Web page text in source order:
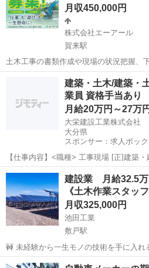
月収450,000円
株式会社エーアール
賀来駅
土木工事の書類作成や現場の状況把握、
議 ⚫︎現場巡回 ⚫︎協力業者との打ち合わせ等 ⚫︎地元対策 施工管理
ます。 ...
大分市 賀来駅 その他
建築・土木/建築・
業員 資格手当あり
月給20万円～27万円
大栄建設工業株式会社
大分県
スポンサー：求人ボック
【仕事内容】<職種> 工事現場 [正]建築・
その他 <雇用形態> 正社員 <給与> [正]月
部支給 給与は面接時にあなたの能力をお
間あり 期間...
正社員
建設業 月給32.5万
《土木作業スタッ
月収325,000円
池田工業
敷戸駅
🚧 未経験から一生モノの技術を手に入れ
あり！しっかり稼げる！ 🚧 外国籍の方
大分 大分市 敷戸駅